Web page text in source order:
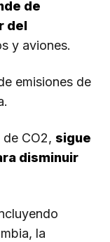
de
del
y aviones.
emisiones de
CO2, sigue
disminuir
la